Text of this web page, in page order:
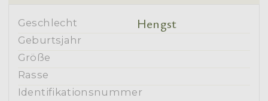
Geschlecht Hengst
Geburtsjahr
Größe
Rasse
Identifikationsnummer